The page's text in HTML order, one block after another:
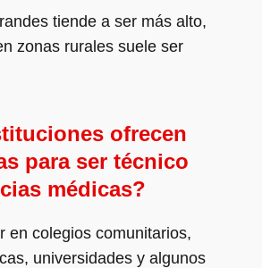
tiende a ser más alto,
zonas rurales suele ser
ofrecen
para ser técnico
médicas?
en colegios comunitarios,
universidades y algunos